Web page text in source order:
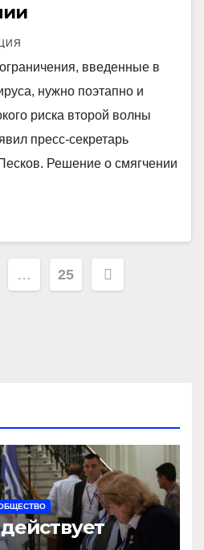
введенные в
нужно поэтапно и
риска второй волны
пресс-секретарь
Решение о смягчении
… 25